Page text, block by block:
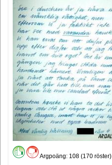
Argpoäng: 108 (170 röster)